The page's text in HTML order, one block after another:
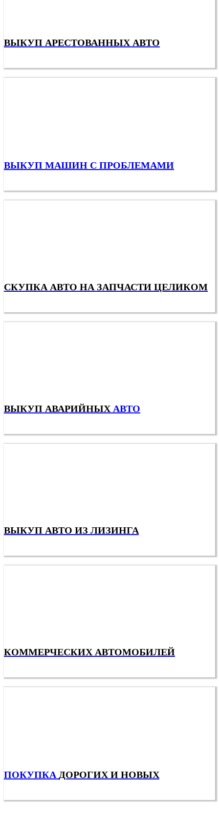
ВЫКУП АРЕСТОВАННЫХ АВТО
ВЫКУП МАШИН С ПРОБЛЕМАМИ
СКУПКА АВТО НА ЗАПЧАСТИ ЦЕЛИКОМ
ВЫКУП АВАРИЙНЫХ АВТО
ВЫКУП АВТО ИЗ ЛИЗИНГА
КОММЕРЧЕСКИХ АВТОМОБИЛЕЙ
ПОКУПКА ДОРОГИХ И НОВЫХ